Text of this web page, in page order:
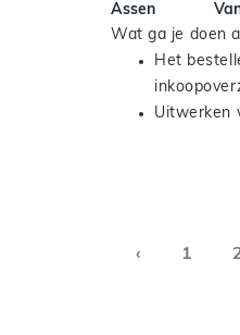
ervaren
Assen
Wat ga je doen
Het
Uitwerken
materialen.
‹ 1